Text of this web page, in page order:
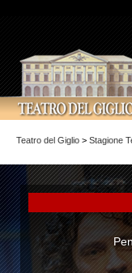
Teatro del Giglio > Stagione